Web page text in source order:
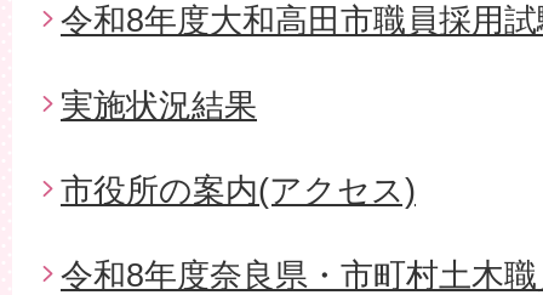
令和8年度大和高田市職員採用
実施状況結果
市役所の案内(アクセス)
令和8年度奈良県・市町村土木